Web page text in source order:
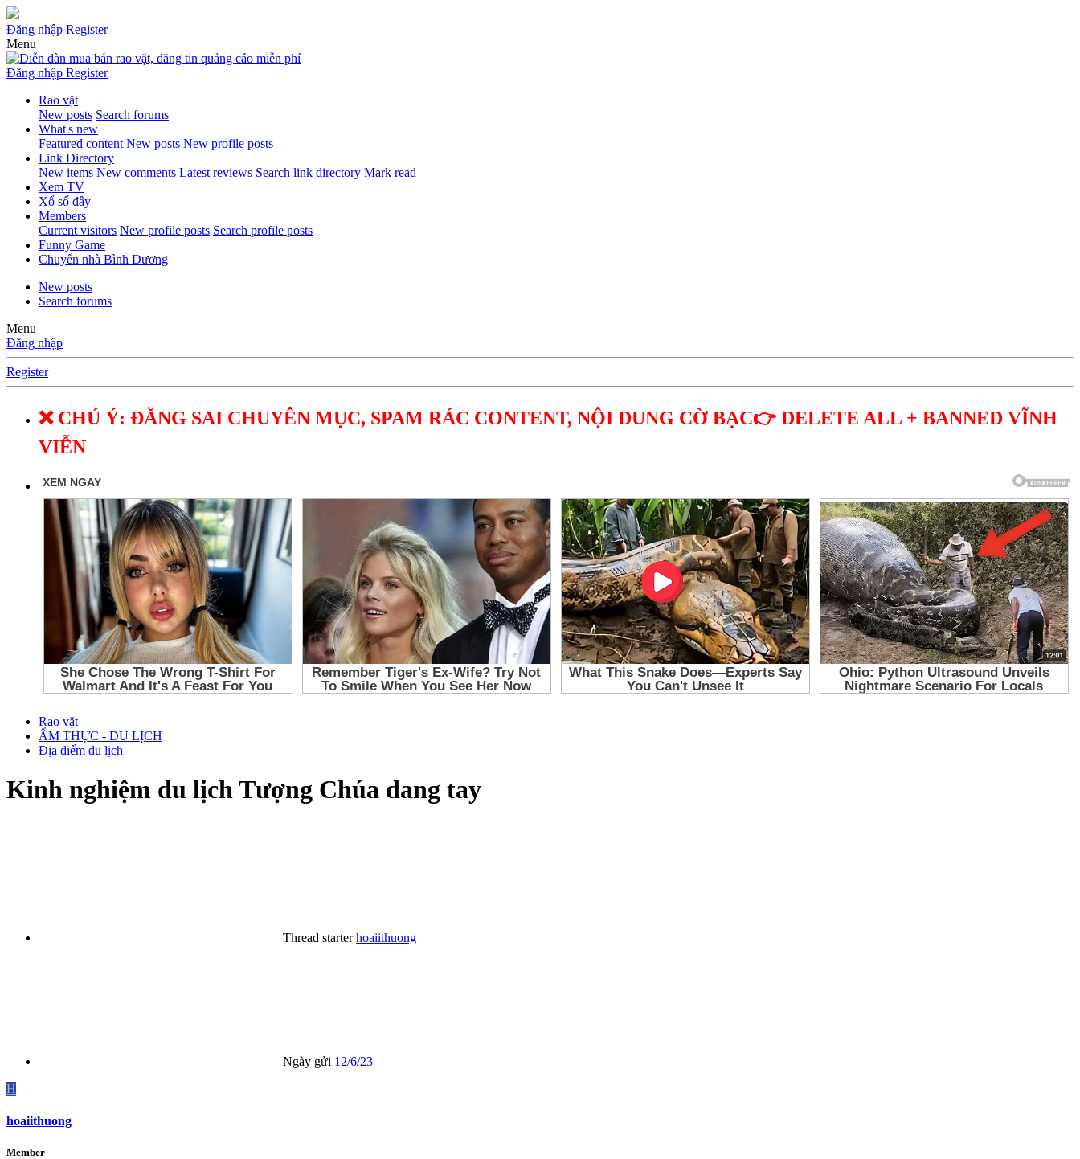
Đăng nhập Register
Menu
Đăng nhập Register
Rao vặt
New posts Search forums
What's new
Featured content New posts New profile posts
Link Directory
New items New comments Latest reviews Search link directory Mark read
Xem TV
Xổ số đây
Members
Current visitors New profile posts Search profile posts
Funny Game
Chuyển nhà Bình Dương
New posts
Search forums
Menu
Đăng nhập
Register
❌ CHÚ Ý: ĐĂNG SAI CHUYÊN MỤC, SPAM RÁC CONTENT, NỘI DUNG CỜ BẠC👉 DELETE ALL + BANNED VĨNH
VIỄN
Rao vặt
ẨM THỰC - DU LỊCH
Địa điểm du lịch
Kinh nghiệm du lịch Tượng Chúa dang tay
Thread starter hoaiithuong
Ngày gửi 12/6/23
H
hoaiithuong
Member